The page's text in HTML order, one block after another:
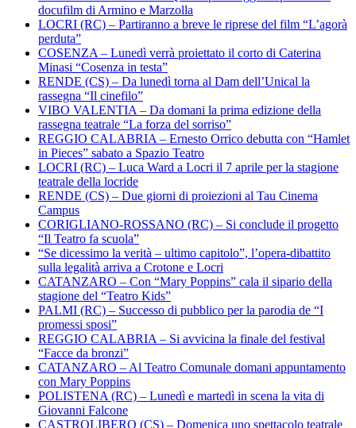
docufilm di Armino e Marzolla
LOCRI (RC) – Partiranno a breve le riprese del film “L’agorà
perduta”
COSENZA – Lunedì verrà proiettato il corto di Caterina
Minasi “Cosenza in testa”
RENDE (CS) – Da lunedì torna al Dam dell’Unical la
rassegna “Il cinefilo”
VIBO VALENTIA – Da domani la prima edizione della
rassegna teatrale “La forza del sorriso”
REGGIO CALABRIA – Ernesto Orrico debutta con “Hamlet
in Pieces” sabato a Spazio Teatro
LOCRI (RC) – Luca Ward a Locri il 7 aprile per la stagione
teatrale della locride
RENDE (CS) – Due giorni di proiezioni al Tau Cinema
Campus
CORIGLIANO-ROSSANO (RC) – Si conclude il progetto
“Il Teatro fa scuola”
“Se dicessimo la verità – ultimo capitolo”, l’opera-dibattito
sulla legalità arriva a Crotone e Locri
CATANZARO – Con “Mary Poppins” cala il sipario della
stagione del “Teatro Kids”
PALMI (RC) – Successo di pubblico per la parodia de “I
promessi sposi”
REGGIO CALABRIA – Si avvicina la finale del festival
“Facce da bronzi”
CATANZARO – Al Teatro Comunale domani appuntamento
con Mary Poppins
POLISTENA (RC) – Lunedì e martedì in scena la vita di
Giovanni Falcone
CASTROLIBERO (CS) – Domenica uno spettacolo teatrale